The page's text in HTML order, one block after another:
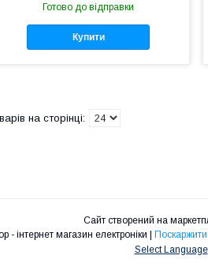
Готово до відправки
Купити
Сайт створений на
Select Language